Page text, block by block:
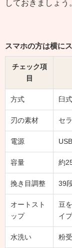
しておきましょう
スマホの方は横に
チェック項
目
方式 臼
刃の素材 セ
電源
容量 約
挽き目調整 39
オートスト
ップ
豆
イ
水洗い 粉